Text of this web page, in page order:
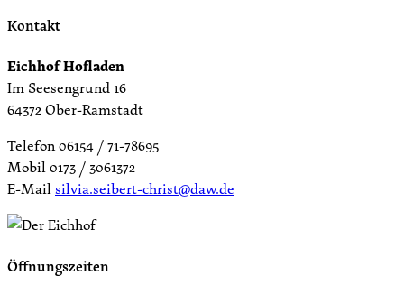
Kontakt
Eichhof Hofladen
Im Seesengrund 16
64372 Ober-Ramstadt
Telefon 06154 / 71-78695
Mobil 0173 / 3061372
E-Mailsilvia.seibert-christ@daw.de
Öffnungszeiten